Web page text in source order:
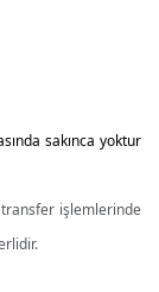
sakınca yoktur
transfer işlemlerinde